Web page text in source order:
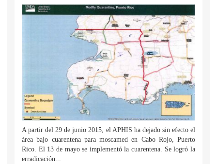
A partir del 29 de junio 2015, el APHIS ha dejado sin efecto el
área bajo cuarentena para moscamed en Cabo Rojo, Puerto
Rico. El 13 de mayo se implementó la cuarentena. Se logró la
erradicación...